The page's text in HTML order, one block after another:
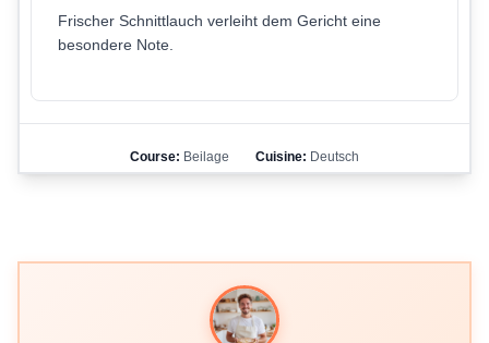
Frischer Schnittlauch verleiht dem Gericht eine
besondere Note.
Course: Beilage Cuisine: Deutsch